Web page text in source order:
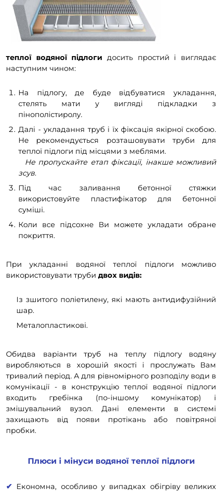
теплої водяної підлоги досить простий і виглядає
наступним чином:
На підлогу, де буде відбуватися укладання,
стелять мати у вигляді підкладки з
пінополістиролу.
Далі - укладання труб і їх фіксація якірної скобою.
Не рекомендується розташовувати труби для
теплої підлоги під місцями з меблями.
Не пропускайте етап фіксації, інакше можливий
зсув.
Під час заливання бетонної стяжки
використовуйте пластифікатор для бетонної
суміші.
Коли все підсохне Ви можете укладати обране
покриття.
При укладанні водяної теплої підлоги можливо
використовувати труби двох видів:
Із зшитого поліетилену, які мають антидифузійний
шар.
Металопластикові.
Обидва варіанти труб на теплу підлогу водяну
виробляються в хорошій якості і прослужать Вам
тривалий період. А для рівномірного розподілу води в
комунікації - в конструкцію теплої водяної підлоги
входить гребінка (по-іншому комунікатор) і
змішувальний вузол. Дані елементи в системі
захищають від появи протікань або повітряної
пробки.
Плюси і мінуси водяної теплої підлоги
✔ Економна, особливо у випадках обігріву великих